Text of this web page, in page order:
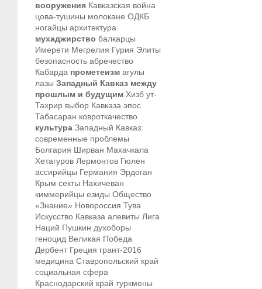
вооружения Кавказская война
цова-тушины молокане ОДКБ
ногайцы архитектура
мухаджирство балкарцы
Имерети Мегрелия Гурия Элиты
безопасность абречество
Кабарда прометеизм агулы
лазы Западный Кавказ между
прошлым и будущим Хизб ут-
Тахрир выбор Кавказа эпос
Табасаран ковроткачество
культура Западный Кавказ:
современные проблемы
Болгария Ширван Махачкала
Хетагуров Лермонтов Гюлен
ассирийцы Германия Эрдоган
Крым секты Нахичеван
киммерийцы езиды Общество
«Знание» Новороссия Тува
Искусство Кавказа алевиты Лига
Наций Пушкин духоборы
геноцид Великая Победа
Дербент Греция грант-2016
медицина Ставропольский край
социальная сфера
Краснодарский край туркмены